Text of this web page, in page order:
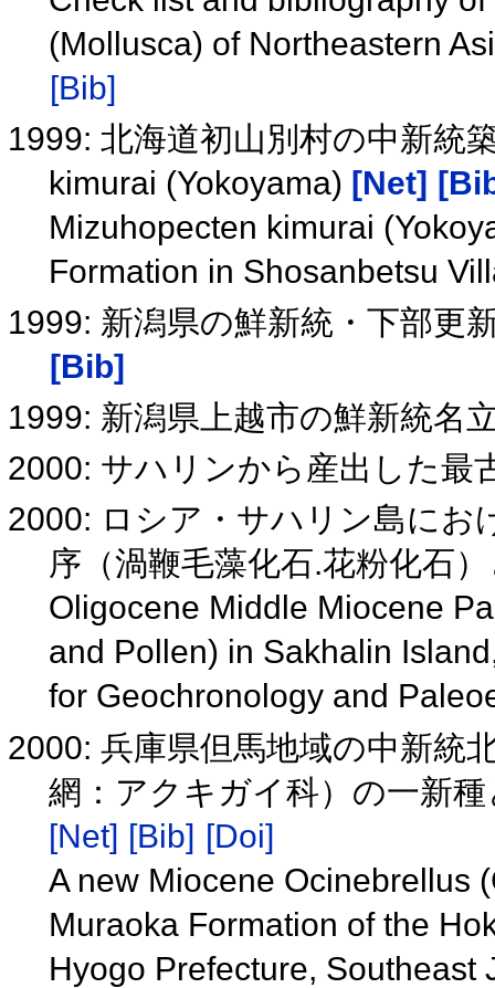
(Mollusca) of Northeastern
[Bib]
1999: 北海道初山別村の中新統
kimurai (Yokoyama) [Net]
Mizuhopecten kimurai
Formation in Shosanbetsu
1999: 新潟県の鮮新統・下部更
[Bib]
1999: 新潟県上越市の鮮新統名
2000: サハリンから産出した最
2000: ロシア・サハリン島にお
序（渦鞭毛藻化石.花粉化石
Oligocene Middle Miocene
and Pollen) in Sakhalin
for Geochronology and
2000: 兵庫県但馬地域の中新統
網：アクキガイ科）の一新
[Net] [Bib] [Doi]
A new Miocene Ocinebrellus
Muraoka Formation of the
Hyogo Prefecture,